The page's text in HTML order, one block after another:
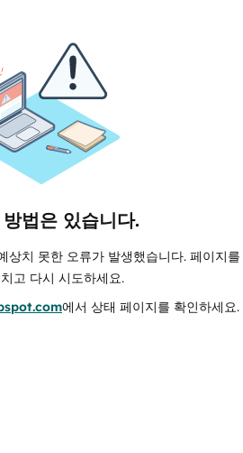
법은 있습니다.
상치 못한 오류가 발생했습니다. 페이지를
고 다시 시도하세요.
에서 상태 페이지를 확인하세요.